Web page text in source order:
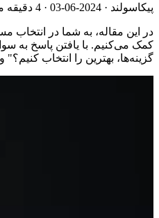
پیکاسولند · 2024-06-03 · 4 دقیقه مطالعه
در این مقاله، به شما در انتخاب
کمک می‌کنیم. با یافتن پاسخ به
گزینه‌ها، بهترین را انتخاب